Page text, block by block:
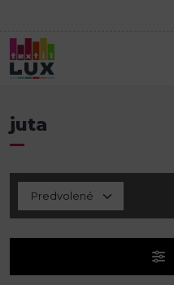
Úvod
juta